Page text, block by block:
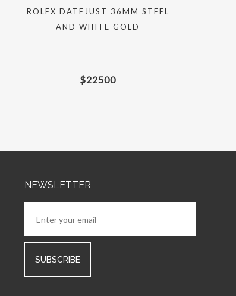
ROLEX DATEJUST 36MM STEEL
AND WHITE GOLD
$22500
NEWSLETTER